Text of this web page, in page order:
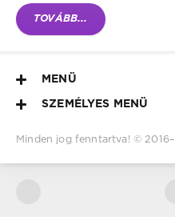
TOVÁBB...
MENÜ
SZEMÉLYES MENÜ
Minden jog fenntartva! © 2016–